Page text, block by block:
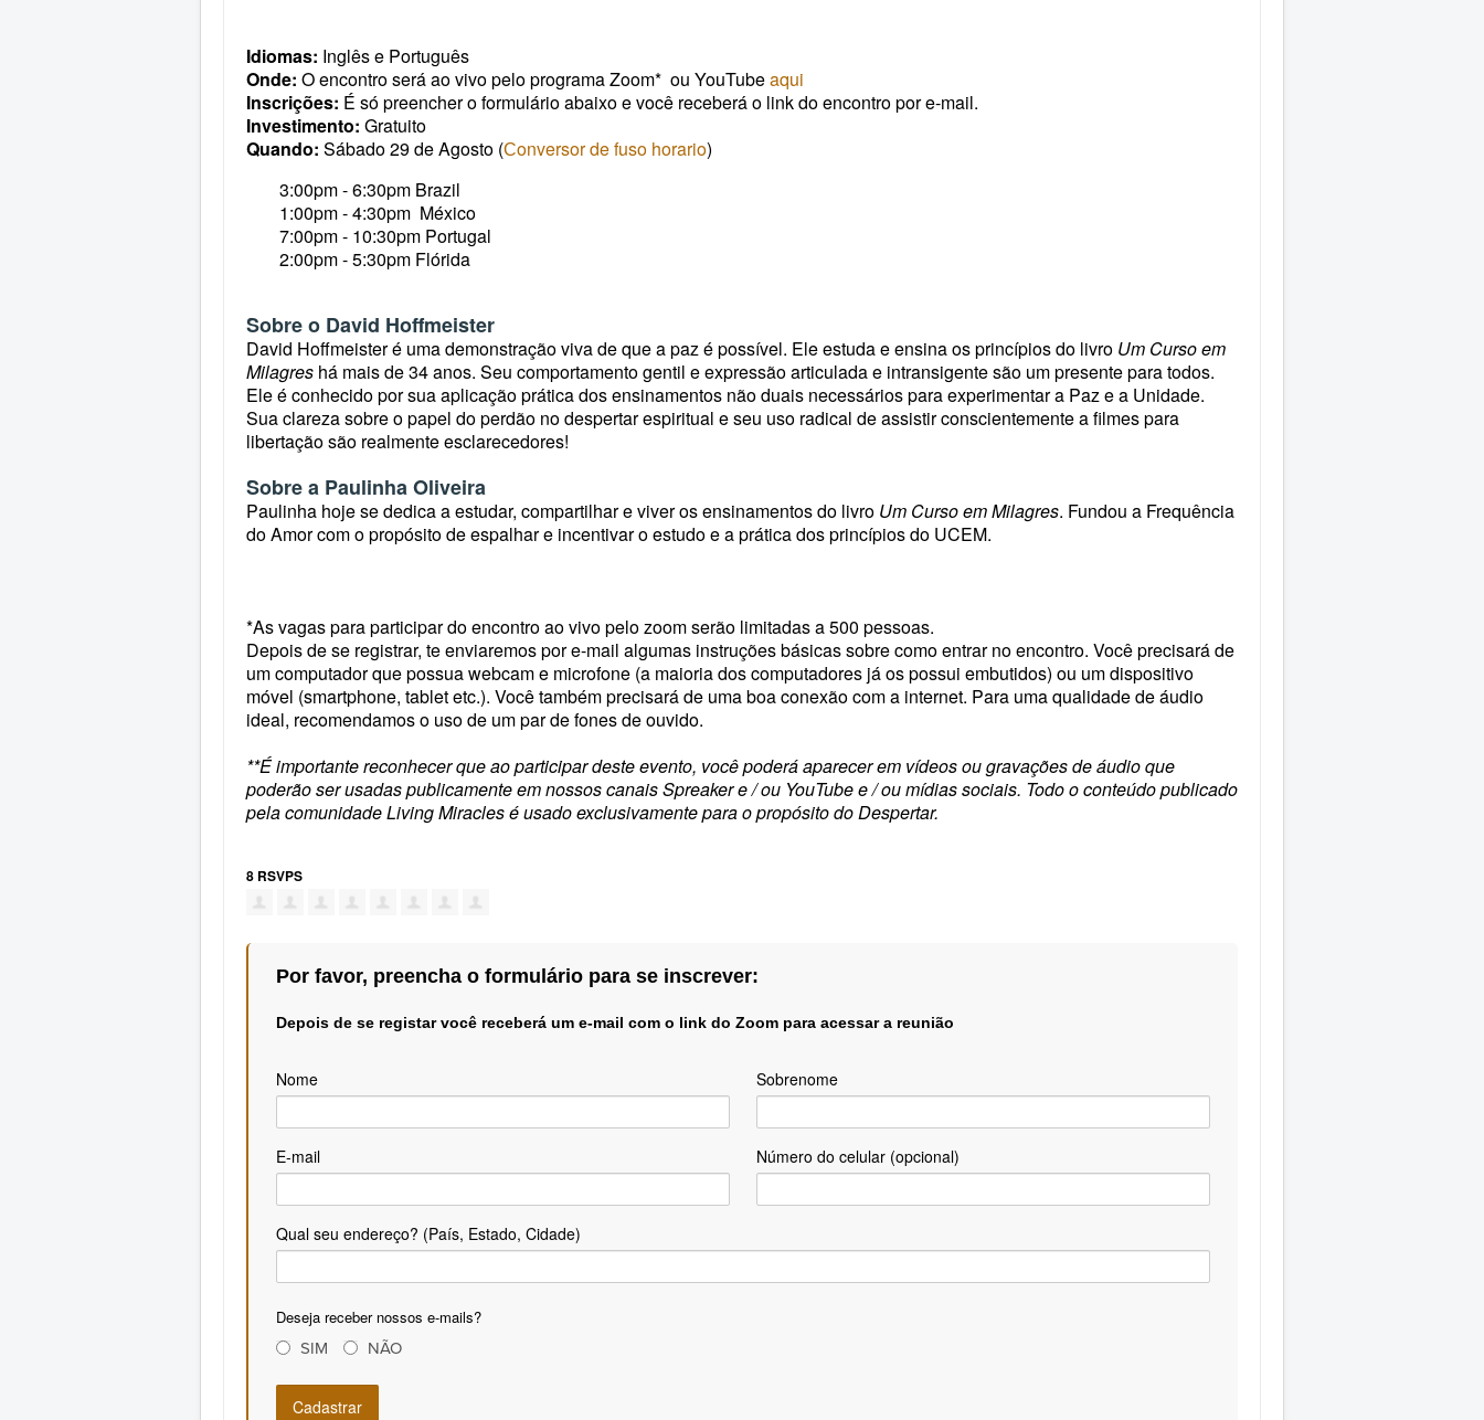
Idiomas: Inglês e Português
Onde: O encontro será ao vivo pelo programa Zoom* ou YouTubeaqui
Inscrições: É só preencher o formulário abaixo e você receberá o link do encontro por e-mail.
Investimento: Gratuito
Quando: Sábado 29 de Agosto (Сonversor de fuso horario)
3:00pm - 6:30pm Brazil
1:00pm - 4:30pm México
7:00pm - 10:30pm Portugal
2:00pm - 5:30pm Flórida
Sobre o David Hoffmeister
David Hoffmeister é uma demonstração viva de que a paz é possível. Ele estuda e ensina os princípios do livro Um Curso em
Milagres há mais de 34 anos. Seu comportamento gentil e expressão articulada e intransigente são um presente para todos.
Ele é conhecido por sua aplicação prática dos ensinamentos não duais necessários para experimentar a Paz e a Unidade.
Sua clareza sobre o papel do perdão no despertar espiritual e seu uso radical de assistir conscientemente a filmes para
libertação são realmente esclarecedores!
Sobre a Paulinha Oliveira
Paulinha hoje se dedica a estudar, compartilhar e viver os ensinamentos do livro Um Curso em Milagres. Fundou a Frequência
do Amor com o propósito de espalhar e incentivar o estudo e a prática dos princípios do UCEM.
*As vagas para participar do encontro ao vivo pelo zoom serão limitadas a 500 pessoas.
Depois de se registrar, te enviaremos por e-mail algumas instruções básicas sobre como entrar no encontro. Você precisará de
um computador que possua webcam e microfone (a maioria dos computadores já os possui embutidos) ou um dispositivo
móvel (smartphone, tablet etc.). Você também precisará de uma boa conexão com a internet. Para uma qualidade de áudio
ideal, recomendamos o uso de um par de fones de ouvido.
**É importante reconhecer que ao participar deste evento, você poderá aparecer em vídeos ou gravações de áudio que
poderão ser usadas publicamente em nossos canais Spreaker e / ou YouTube e / ou mídias sociais. Todo o conteúdo publicado
pela comunidade Living Miracles é usado exclusivamente para o propósito do Despertar.
8 RSVPS
Por favor, preencha o formulário para se inscrever:
Depois de se registar você receberá um e-mail com o link do Zoom para acessar a reunião
Nome Sobrenome
E-mail Número do celular (opcional)
Qual seu endereço? (País, Estado, Cidade)
Deseja receber nossos e-mails?
SIM NÃO